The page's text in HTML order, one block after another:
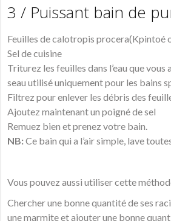
3 / Puissant bain de
Feuilles de calotropis procera(Kpintoé
Sel de cuisine
Triturez les feuilles dans l’eau que
seau utilisé uniquement pour les bains
Filtrez pour enlever les débris des
Ajoutez maintenant un poigné de sel
Remuez bien et prenez votre bain.
NB:Ce bain qui a l’air simple, lave
Vous pouvez aussi utiliser cette
Chercher une bonne quantité de ses
une marmite et ajouter une bonne